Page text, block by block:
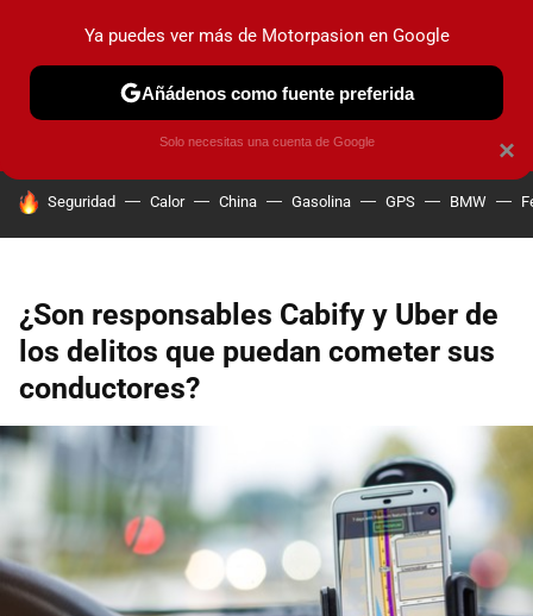
PRUEBAS COCHES ELÉCTRICOS OBSERVATORIO
HOY SE HABLA DE
Seguridad Calor China Gasolina GPS BMW
¿Son responsables Cabify y Uber de
los delitos que puedan cometer sus
conductores?
×
Ya puedes ver más de Motorpasion en Google
Añádenos como fuente preferida
Solo necesitas una cuenta de Google